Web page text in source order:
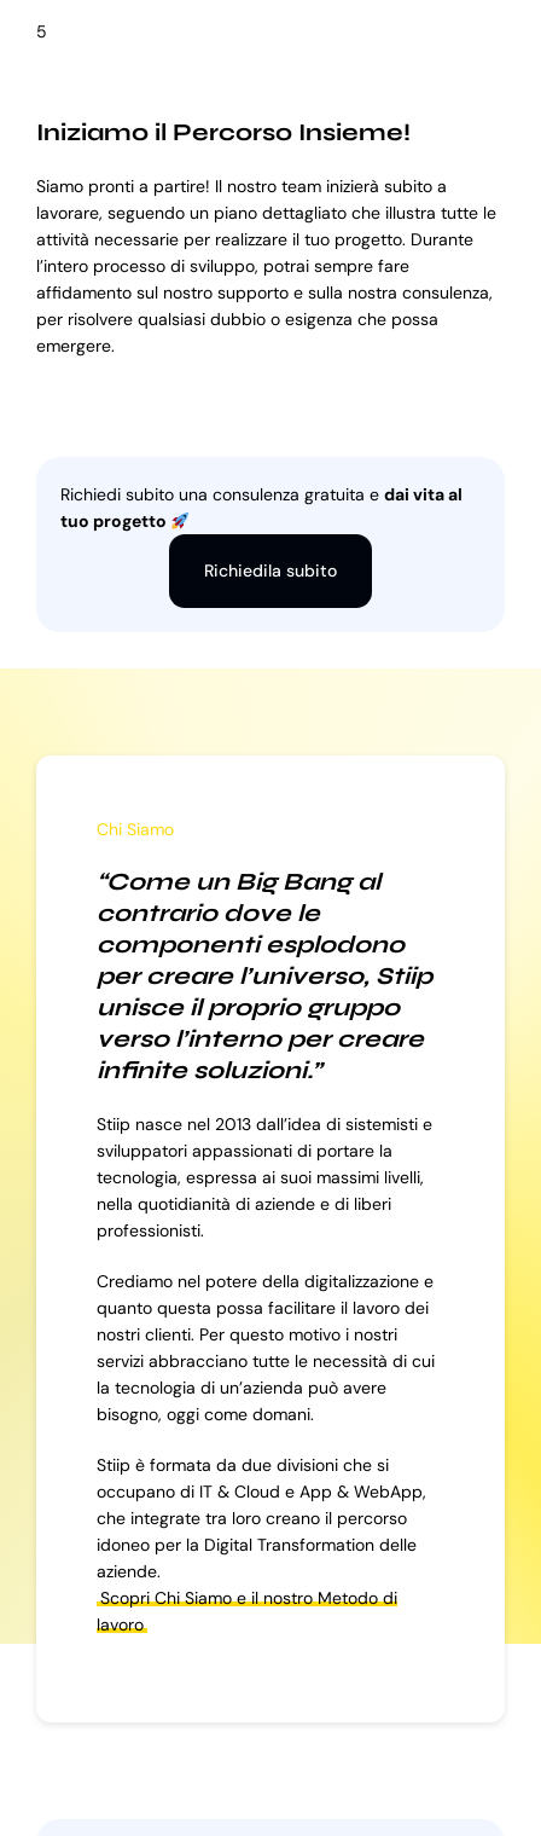
5
Iniziamo il Percorso Insieme!
Siamo pronti a partire! Il nostro team inizierà subito a
lavorare, seguendo un piano dettagliato che illustra tutte le
attività necessarie per realizzare il tuo progetto. Durante
l’intero processo di sviluppo, potrai sempre fare
affidamento sul nostro supporto e sulla nostra consulenza,
per risolvere qualsiasi dubbio o esigenza che possa
emergere.
Richiedi subito una consulenza gratuita e dai vita al
tuo progetto
Richiedila subito
Chi Siamo
“Come un Big Bang al
contrario dove le
componenti esplodono
per creare l’universo, Stiip
unisce il proprio gruppo
verso l’interno per creare
infinite soluzioni.”
Stiip nasce nel 2013 dall’idea di sistemisti e
sviluppatori appassionati di portare la
tecnologia, espressa ai suoi massimi livelli,
nella quotidianità di aziende e di liberi
professionisti.
Crediamo nel potere della digitalizzazione e
quanto questa possa facilitare il lavoro dei
nostri clienti. Per questo motivo i nostri
servizi abbracciano tutte le necessità di cui
la tecnologia di un’azienda può avere
bisogno, oggi come domani.
Stiip è formata da due divisioni che si
occupano di IT & Cloud e App & WebApp,
che integrate tra loro creano il percorso
idoneo per la Digital Transformation delle
aziende.
Scopri Chi Siamo e il nostro Metodo di
lavoro